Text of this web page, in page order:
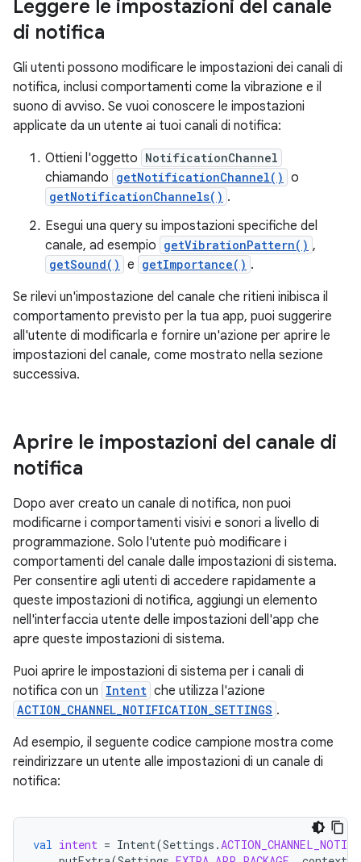
Leggere le impostazioni del canale
di notifica
Gli utenti possono modificare le impostazioni dei canali di
notifica, inclusi comportamenti come la vibrazione e il
suono di avviso. Se vuoi conoscere le impostazioni
applicate da un utente ai tuoi canali di notifica:
Ottieni l'oggetto NotificationChannel
chiamando getNotificationChannel() o
getNotificationChannels() .
Esegui una query su impostazioni specifiche del
canale, ad esempio getVibrationPattern() ,
getSound() e getImportance() .
Se rilevi un'impostazione del canale che ritieni inibisca il
comportamento previsto per la tua app, puoi suggerire
all'utente di modificarla e fornire un'azione per aprire le
impostazioni del canale, come mostrato nella sezione
successiva.
Aprire le impostazioni del canale di
notifica
Dopo aver creato un canale di notifica, non puoi
modificarne i comportamenti visivi e sonori a livello di
programmazione. Solo l'utente può modificare i
comportamenti del canale dalle impostazioni di sistema.
Per consentire agli utenti di accedere rapidamente a
queste impostazioni di notifica, aggiungi un elemento
nell'interfaccia utente delle impostazioni dell'app che
apre queste impostazioni di sistema.
Puoi aprire le impostazioni di sistema per i canali di
notifica con un Intent che utilizza l'azione
ACTION_CHANNEL_NOTIFICATION_SETTINGS .
Ad esempio, il seguente codice campione mostra come
reindirizzare un utente alle impostazioni di un canale di
notifica:
val intent = Intent(Settings .